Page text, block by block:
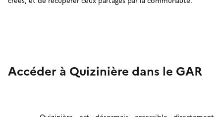
Accéder à Quizinière dans le GAR